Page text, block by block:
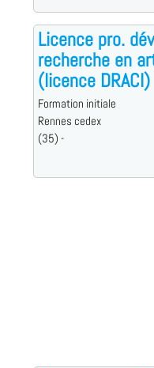
Licence pro.
recherche en
(licence DRACI)
Formation initiale
Rennes cedex
(35) -